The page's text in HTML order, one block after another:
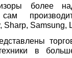
более
сам
Sharp, Samsung,
в